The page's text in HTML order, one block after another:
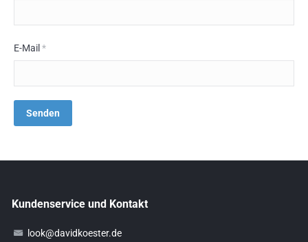
E-Mail *
Kundenservice und Kontakt
look@davidkoester.de